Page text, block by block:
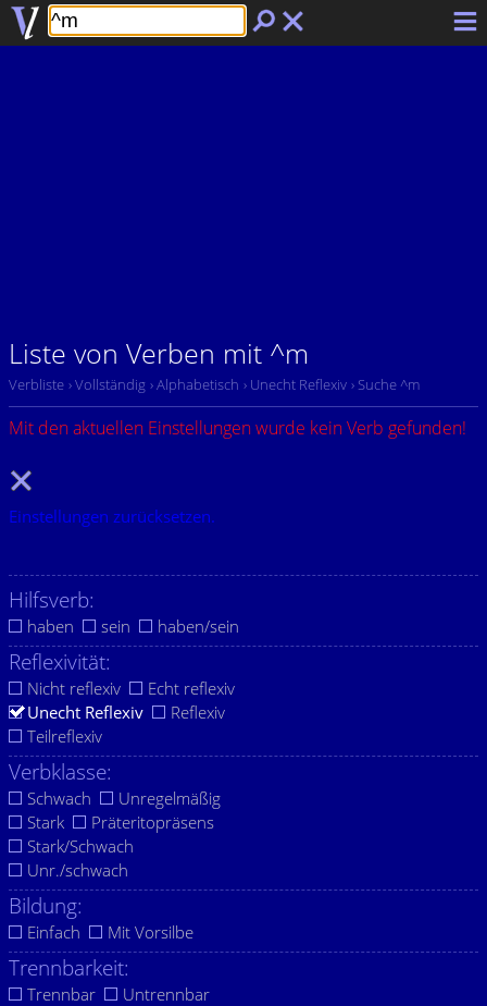
Liste von Verben mit ^m
Verbliste › Vollständig › Alphabetisch › Unecht Reflexiv › Suche ^m
Mit den aktuellen Einstellungen wurde kein Verb gefunden!
Einstellungen zurücksetzen.
Hilfsverb:
haben sein haben/sein
Reflexivität:
Nicht reflexiv
Echt reflexiv
Unecht Reflexiv
Reflexiv
Teilreflexiv
Verbklasse:
Schwach
Unregelmäßig
Stark
Präteritopräsens
Stark/Schwach
Unr./schwach
Bildung:
Einfach Mit Vorsilbe
Trennbarkeit:
Trennbar
Untrennbar